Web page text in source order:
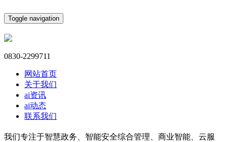
Toggle navigation
0830-2299711
网站首页
关于我们
ai资讯
ai动态
联系我们
我们专注于智慧政务、智能安全综合管理、商业智能、云服